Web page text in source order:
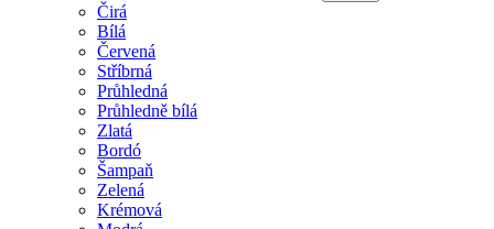
Čirá
Bílá
Červená
Stříbrná
Průhledná
Průhledně bílá
Zlatá
Bordó
Šampaň
Zelená
Krémová